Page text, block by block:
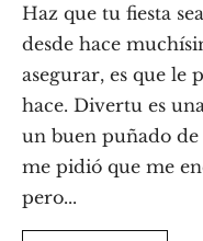
Haz que tu fiesta
desde hace
asegurar, es que le
hace. Divertu es
un buen puñado de
me pidió que me
pero...